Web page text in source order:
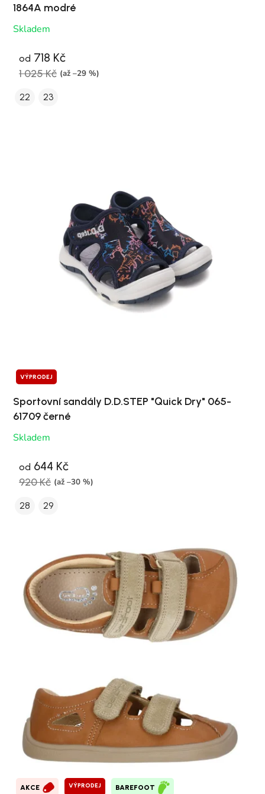
1864A modré
Skladem
od 718 Kč
1 025 Kč (až –29 %)
22 23
VÝPRODEJ
Sportovní sandály D.D.STEP "Quick Dry" 065-
61709 černé
Skladem
od 644 Kč
920 Kč (až –30 %)
28 29
AKCE VÝPRODEJ BAREFOOT